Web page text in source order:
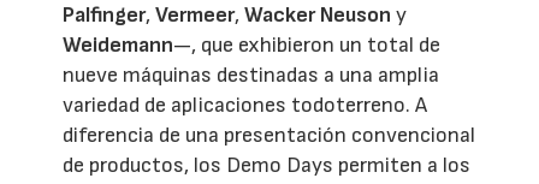
Palfinger,Vermeer,Wacker Neuson y
Weidemann—, que exhibieron un total de
nueve máquinas destinadas a una amplia
variedad de aplicaciones todoterreno. A
diferencia de una presentación convencional
de productos, los Demo Days permiten a los